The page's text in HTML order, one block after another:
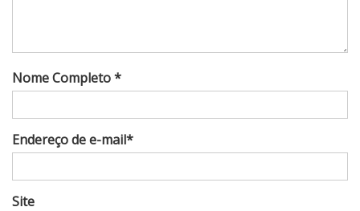
Nome Completo *
Endereço de e-mail*
Site